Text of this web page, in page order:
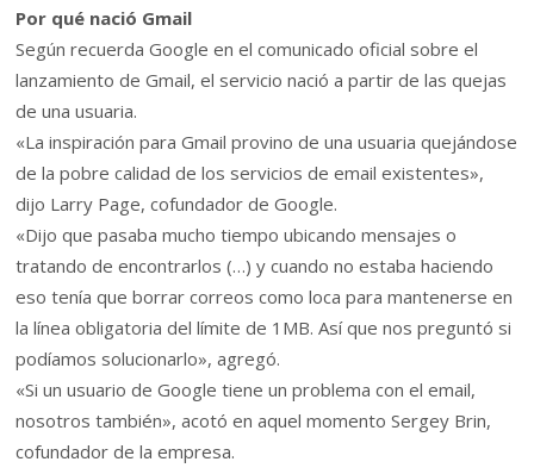
Por qué nació Gmail
Según recuerda Google en el comunicado oficial sobre el
lanzamiento de Gmail, el servicio nació a partir de las quejas
de una usuaria.
«La inspiración para Gmail provino de una usuaria quejándose
de la pobre calidad de los servicios de email existentes»,
dijo Larry Page, cofundador de Google.
«Dijo que pasaba mucho tiempo ubicando mensajes o
tratando de encontrarlos (…) y cuando no estaba haciendo
eso tenía que borrar correos como loca para mantenerse en
la línea obligatoria del límite de 1MB. Así que nos preguntó si
podíamos solucionarlo», agregó.
«Si un usuario de Google tiene un problema con el email,
nosotros también», acotó en aquel momento Sergey Brin,
cofundador de la empresa.